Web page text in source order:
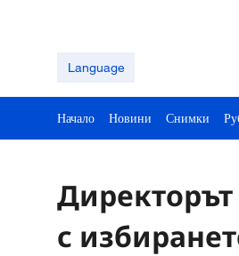
Language
Начало Новини Снимки
с